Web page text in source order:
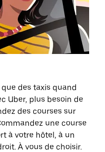
des taxis quand
Uber, plus besoin de
des courses sur
une course
à votre hôtel, à un
À vous de choisir.